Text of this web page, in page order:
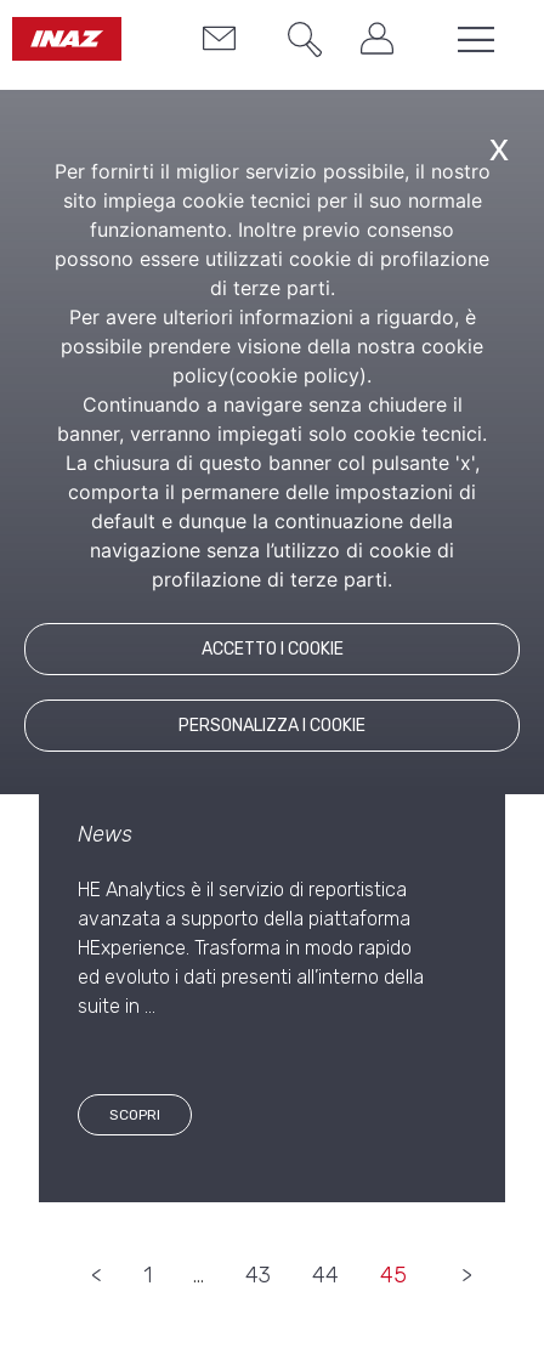
x
Per fornirti il miglior servizio possibile, il nostro
sito impiega cookie tecnici per il suo normale
funzionamento. Inoltre previo consenso
possono essere utilizzati cookie di profilazione
di terze parti.
Per avere ulteriori informazioni a riguardo, è
possibile prendere visione della nostra cookie
policy(cookie policy).
Continuando a navigare senza chiudere il
banner, verranno impiegati solo cookie tecnici.
La chiusura di questo banner col pulsante 'x',
comporta il permanere delle impostazioni di
default e dunque la continuazione della
navigazione senza l’utilizzo di cookie di
profilazione di terze parti.
ACCETTO I COOKIE
PERSONALIZZA I COOKIE
TUTTE LE NEWS
HE ANALYTICS, PER LA
BUSINESS
INTELLIGENCE
APPROFONDITA E DI
FACILE LETTURA SUI
News
HE Analytics è il servizio di reportistica
avanzata a supporto della piattaforma
HExperience. Trasforma in modo rapido
ed evoluto i dati presenti all’interno della
suite in …
SCOPRI
1 … 43 44 45